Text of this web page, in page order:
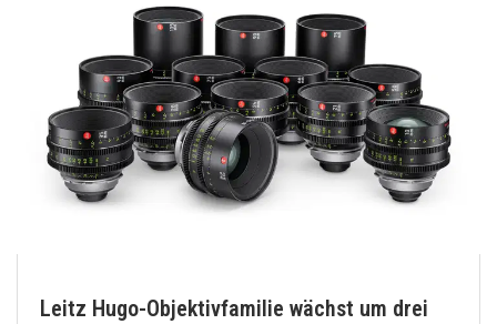
Leitz Hugo-Objektivfamilie wächst um drei